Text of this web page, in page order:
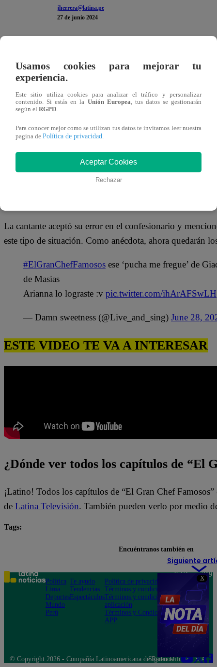
X
jherrera@latina.pe
27 de junio 2024
excepción y la reacción del jurado tras probar el plato
particulares que no pasaron por desapercibidas por los
sobre el tema.
frustración e impotencia
Lo que sucedió con el plato de Arianna Fernández fue
crisis y terminó presentando con lo justo. Sin embargo,
La cantante aceptó su error en el confesionario y
este tipo de situación. Como anécdota, ahora quedarán
#ElGranChefFamosos ese ‘pucha me fregue’ de
de Masias
Arianna lo lograste :v pic.twitter.com/ihArAFSwLH
— Damn sweetness (@Live_and_sing) June 28,
ESTE VIDEO TE VA A INTERESAR
¿Dónde ver todos los capítulos de “El
¡Latino! Todos los capítulos de “El Gran Chef
de Latina Televisión. También pueden verlo por medio
Tags:
Siguiente
Usamos cookies para mejorar tu
experiencia.
Este sitio utiliza cookies para analizar el tráfico y personalizar
contenido. Si estás en la Unión Europea , tus datos se gestionarán
según el RGPD
Para conocer mejor como se utilizan tus datos te invitamos leer nuestra
pagina de Política de privacidad
Aceptar Cookies
Rechazar
Encuéntranos también en
Política
Lima
Deportes
Mundo
Perú
Te ayudo
Tendencias
Espectáculos
Política de privacidad
Términos y condiciones
Términos y condiciones
aplicación
Términos y Condiciones
APP
Teléfono: 219
Av. San
Felipe 968
Jesús María
© Copyright 2026 - Compañía Latinoamericana de Radio Difusión S.A.
Síguenos